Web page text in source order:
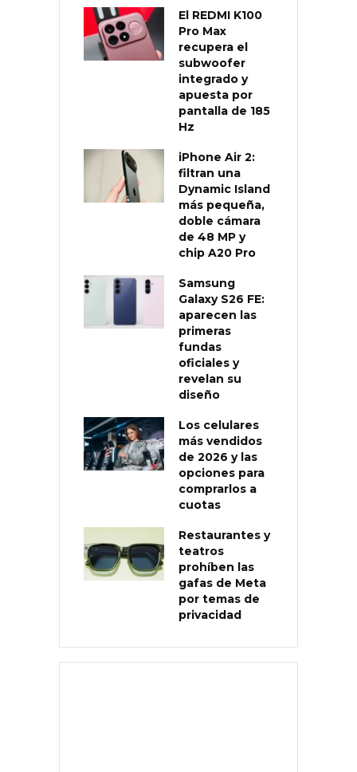
El REDMI K100
Pro Max
recupera el
subwoofer
integrado y
apuesta por
pantalla de 185
Hz
iPhone Air 2:
filtran una
Dynamic Island
más pequeña,
doble cámara
de 48 MP y
chip A20 Pro
Samsung
Galaxy S26 FE:
aparecen las
primeras
fundas
oficiales y
revelan su
diseño
Los celulares
más vendidos
de 2026 y las
opciones para
comprarlos a
cuotas
Restaurantes y
teatros
prohíben las
gafas de Meta
por temas de
privacidad